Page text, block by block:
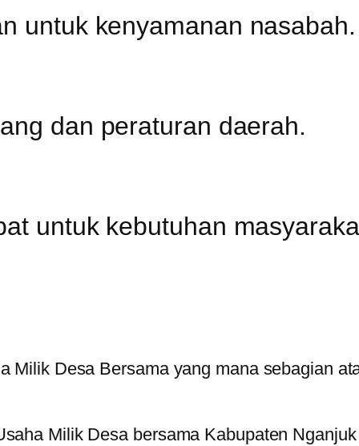
untuk kenyamanan nasabah.
dan peraturan daerah.
untuk kebutuhan
Milik Desa Bersama yang mana sebagian
Milik Desa bersama Kabupaten